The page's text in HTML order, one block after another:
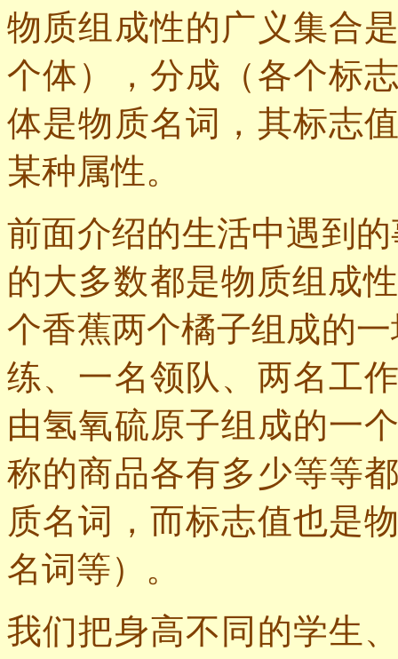
物质组成性的广义集合
个体），分成（各个标
体是物质名词，其标志
某种属性。
前面介绍的生活中遇到
的大多数都是物质组成
个香蕉两个橘子组成的
练、一名领队、两名工
由氢氧硫原子组成的一
称的商品各有多少等等
质名词，而标志值也是
名词等）。
我们把身高不同的学生